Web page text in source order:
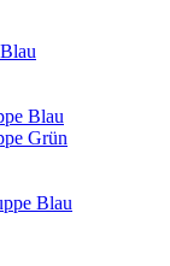
Blau
Grün
Blau